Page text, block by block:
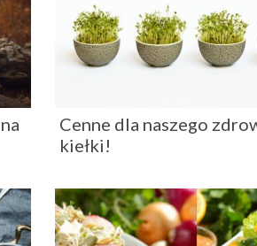
Cenne dla naszego
kiełki!